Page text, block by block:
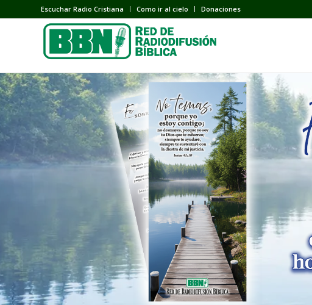
Escuchar Radio Cristiana Como ir al cielo Donaciones